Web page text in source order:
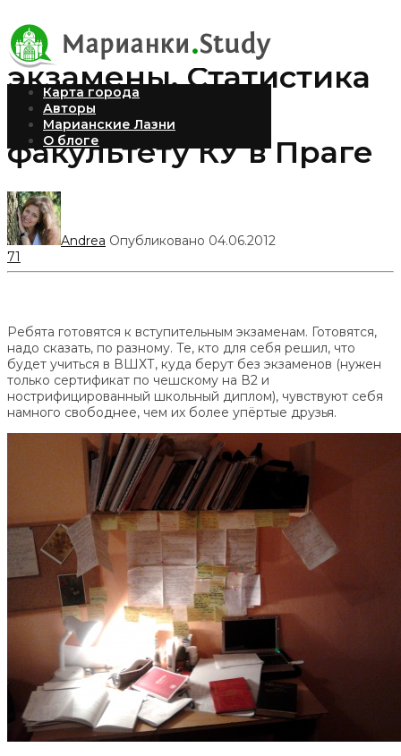
Карта города
Авторы
Марианские Лазни
О блоге
Вступительные
экзамены. Статистика
по 1. лечебному
факультету КУ в Праге
Andrea Опубликовано 04.06.2012
71
Ребята готовятся к вступительным экзаменам. Готовятся,
надо сказать, по разному. Те, кто для себя решил, что
будет учиться в ВШХТ, куда берут без экзаменов (нужен
только сертификат по чешскому на В2 и
нострифицированный школьный диплом), чувствуют себя
намного свободнее, чем их более упёртые друзья.